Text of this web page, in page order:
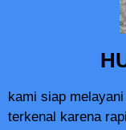
kami siap
terkenal karena